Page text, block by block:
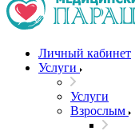
Личный кабинет
Услуги
Услуги
Взрослым